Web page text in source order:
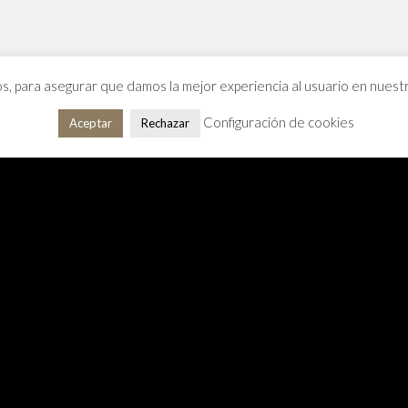
para asegurar que damos la mejor experiencia al usuario en
Aceptar Rechazar Configuración de cookies